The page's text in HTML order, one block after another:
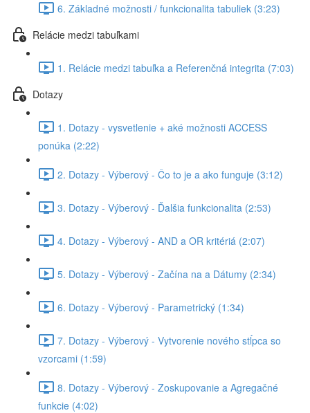
6. Základné možnosti / funkcionalita tabuliek (3:23)
Relácie medzi tabuľkami
1. Relácie medzi tabuľka a Referenčná integrita (7:03)
Dotazy
1. Dotazy - vysvetlenie + aké možnosti ACCESS
ponúka (2:22)
2. Dotazy - Výberový - Čo to je a ako funguje (3:12)
3. Dotazy - Výberový - Ďalšia funkcionalita (2:53)
4. Dotazy - Výberový - AND a OR kritériá (2:07)
5. Dotazy - Výberový - Začína na a Dátumy (2:34)
6. Dotazy - Výberový - Parametrický (1:34)
7. Dotazy - Výberový - Vytvorenie nového stĺpca so
vzorcami (1:59)
8. Dotazy - Výberový - Zoskupovanie a Agregačné
funkcie (4:02)